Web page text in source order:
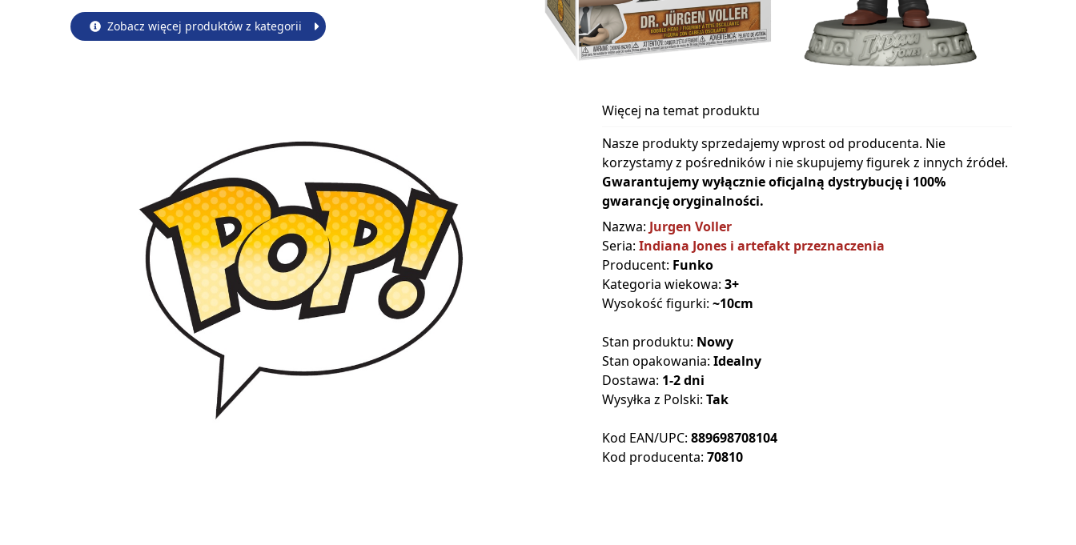
Zobacz więcej produktów z kategorii
Więcej na temat produktu
Nasze produkty sprzedajemy wprost od producenta. Nie
korzystamy z pośredników i nie skupujemy figurek z innych źródeł.
Gwarantujemy wyłącznie oficjalną dystrybucję i 100%
gwarancję oryginalności.
Nazwa: Jurgen Voller
Seria: Indiana Jones i artefakt przeznaczenia
Producent: Funko
Kategoria wiekowa: 3+
Wysokość figurki: ~10cm
Stan produktu: Nowy
Stan opakowania: Idealny
Dostawa: 1-2 dni
Wysyłka z Polski: Tak
Kod EAN/UPC: 889698708104
Kod producenta: 70810